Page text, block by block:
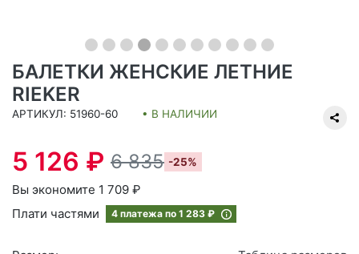
БАЛЕТКИ ЖЕНСКИЕ ЛЕТНИЕ
RIEKER
АРТИКУЛ: 51960-60 • В НАЛИЧИИ
5 126 ₽ 6 835 -25%
Вы экономите 1 709 ₽
Плати частями
4 платежа по 1 283 ₽